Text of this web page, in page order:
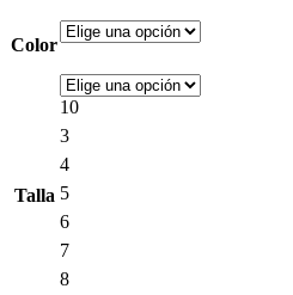
Color
Talla
10
3
4
5
6
7
8